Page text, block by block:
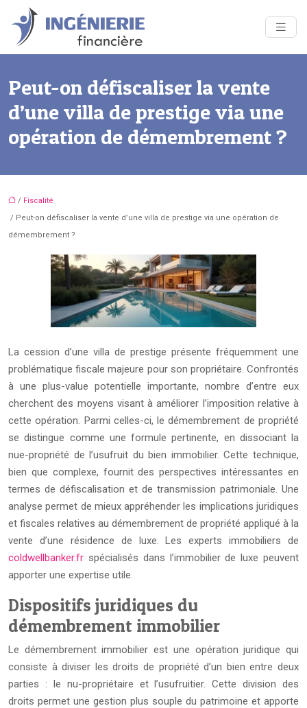
Peut-on défiscaliser la vente
d’une villa de prestige via une
opération de démembrement ?
/ Fiscalité
/ Peut-on défiscaliser la vente d’une villa de prestige via une opération de
démembrement ?
La cession d’une villa de prestige présente fréquemment une
problématique fiscale majeure pour son propriétaire. Confrontés
à une plus-value potentielle importante, nombre d’entre eux
cherchent des moyens visant à améliorer l’imposition relative à
cette opération. Parmi celles-ci, le démembrement de propriété
se distingue comme une formule pertinente, en dissociant la
nue-propriété de l’usufruit du bien immobilier. Cette technique,
bien que complexe, fournit des perspectives intéressantes en
termes de défiscalisation et de transmission patrimoniale. Une
analyse permet de mieux appréhender les implications juridiques
et fiscales relatives au démembrement de propriété appliqué à la
vente d’une résidence de luxe. Les experts immobiliers
de
coldwellbanker.fr spécialisés dans l’immobilier de luxe peuvent
apporter une expertise utile.
Dispositifs juridiques du
démembrement immobilier
Le démembrement immobilier est une opération juridique qui
consiste à diviser les droits de propriété d’un bien entre deux
parties : le nu-propriétaire et l’usufruitier. Cette division des
droits permet une gestion plus souple du patrimoine et apporte